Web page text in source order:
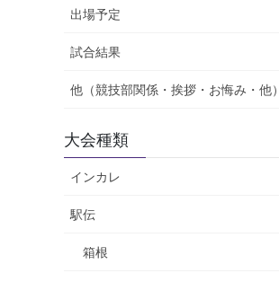
出場予定
試合結果
他（競技部関係・挨拶・お悔み・他）
大会種類
インカレ
駅伝
箱根